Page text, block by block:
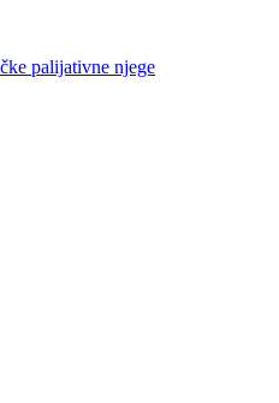
palijativne njege